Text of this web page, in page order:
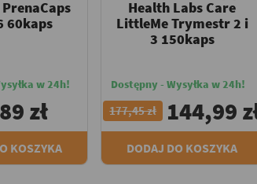
60kaps
w 24h!
zł
KOSZYKA
Health Labs Care
LittleMe Trymestr 2 i
3 150kaps
Dostępny - Wysyłka w 24h!
177,45 zł 144,99
DODAJ DO KOSZYKA